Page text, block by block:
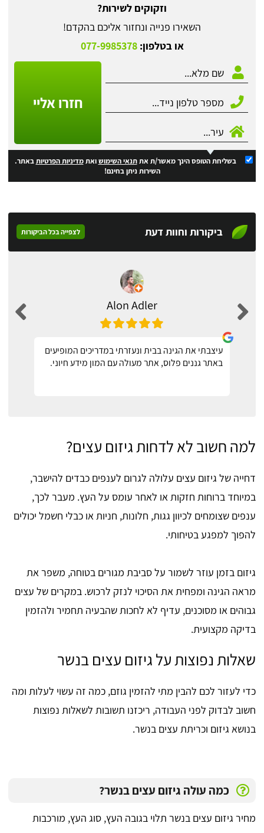
וזקוקים לשירות?
השאירו פנייה ונחזור אליכם בהקדם!
או בטלפון:077-9985378
חזרו אליי
בשליחת הטופס הינך מאשר/ת אתתנאי השימושואתמדיניות הפרטיותבאתר.
השירות ניתן בחינם!
ביקורות וחוות דעת לצפייה בכל הביקורות
Alon Adler
עיצבתי את הגינה בבית ונעזרתי במדריכים המופיעים
באתר גננים פלוס, אתר מעולה עם המון מידע חיוני.
למה חשוב לא לדחות גיזום עצים?
דחייה של גיזום עצים עלולה לגרום לענפים כבדים להישבר,
במיוחד ברוחות חזקות או לאחר עומס על העץ. מעבר לכך,
ענפים שצומחים לכיוון גגות, חלונות, חניות או כבלי חשמל יכולים
להפוך למפגע בטיחותי.
גיזום בזמן עוזר לשמור על סביבת מגורים בטוחה, משפר את
מראה הגינה ומפחית את הסיכוי לנזק לרכוש. במקרים של עצים
גבוהים או מסוכנים, עדיף לא לחכות שהבעיה תחמיר ולהזמין
בדיקה מקצועית.
שאלות נפוצות על גיזום עצים בנשר
כדי לעזור לכם להבין מתי להזמין גוזם, כמה זה עשוי לעלות ומה
חשוב לבדוק לפני העבודה, ריכזנו תשובות לשאלות נפוצות
בנושא גיזום וכריתת עצים בנשר.
כמה עולה גיזום עצים בנשר?
מחיר גיזום עצים בנשר תלוי בגובה העץ, סוג העץ, מורכבות